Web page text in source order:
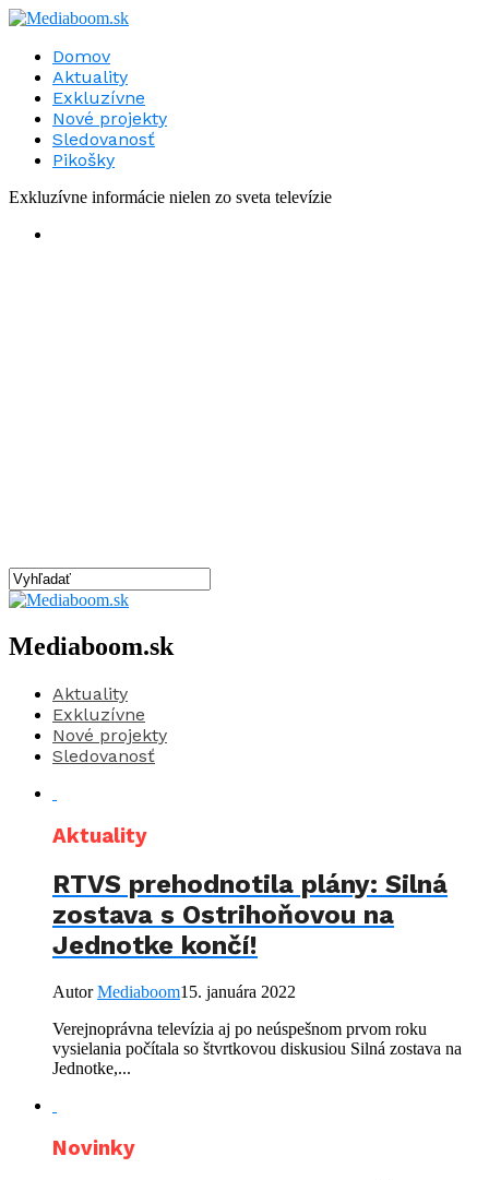
Domov
Aktuality
Exkluzívne
Nové projekty
Sledovanosť
Pikošky
Exkluzívne informácie nielen zo sveta televízie
Mediaboom.sk
Aktuality
Exkluzívne
Nové projekty
Sledovanosť
Aktuality
RTVS prehodnotila plány: Silná
zostava s Ostrihoňovou na
Jednotke končí!
AutorMediaboom15. januára 2022
Verejnoprávna televízia aj po neúspešnom prvom roku
vysielania počítala so štvrtkovou diskusiou Silná zostava na
Jednotke,...
Novinky